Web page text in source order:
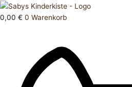
Zum
Inhalt
0,00 € 0 Warenkorb
Products
search
Hose
lang